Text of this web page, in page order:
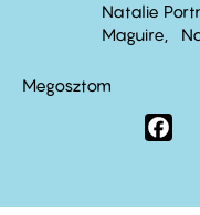
Natalie
Maguire
Megosztom